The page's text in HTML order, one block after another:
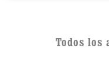
Todos los